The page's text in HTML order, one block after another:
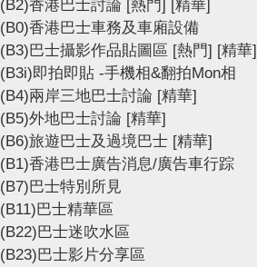
(B2)香港巴士討論 [熱門] [精華]
(B0)香港巴士車務及車廂設備
(B3)巴士攝影作品貼圖區 [熱門] [精華]
(B3i)即拍即貼 -手機相&翻拍Mon相
(B4)兩岸三地巴士討論 [精華]
(B5)外地巴士討論 [精華]
(B6)旅遊巴士及過境巴士 [精華]
(B1)香港巴士廣告消息/廣告車行踪
(B7)巴士特別所見
(B11)巴士精華區
(B22)巴士迷吹水區
(B23)巴士影片分享區